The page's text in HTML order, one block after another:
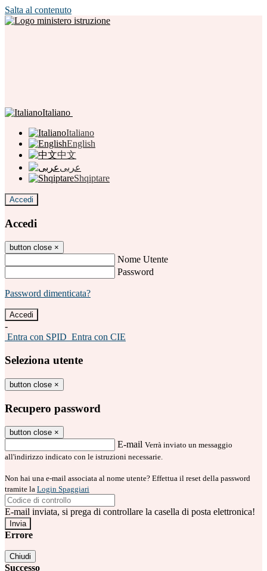
Salta al contenuto
Italiano
Italiano
English
中文
عربى
Shqiptare
Accedi
Accedi
button close ×
Nome Utente
Password
Password dimenticata?
-
Entra con SPID Entra con CIE
Seleziona utente
button close ×
Recupero password
button close ×
E-mail Verrà inviato un messaggio
all'indirizzo indicato con le istruzioni necessarie.
Non hai una e-mail associata al nome utente? Effettua il reset della password
tramite la Login Spaggiari
E-mail inviata, si prega di controllare la casella di posta elettronica!
Errore
Chiudi
Successo